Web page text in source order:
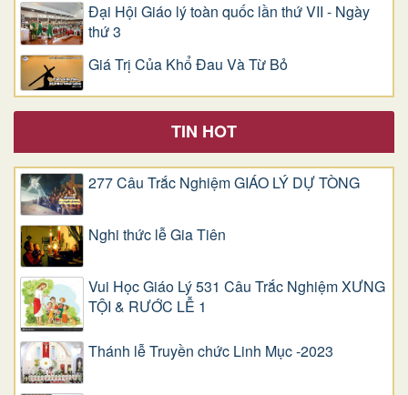
Đại Hội Giáo lý toàn quốc lần thứ VII - Ngày
thứ 3
Giá Trị Của Khổ Ðau Và Từ Bỏ
TIN HOT
277 Câu Trắc Nghiệm GIÁO LÝ DỰ TÒNG
Nghi thức lễ Gia Tiên
Vui Học Giáo Lý 531 Câu Trắc Nghiệm XƯNG
TỘI & RƯỚC LỄ 1
Thánh lễ Truyền chức Linh Mục -2023